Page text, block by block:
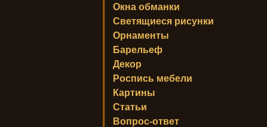
Окна обманки
Светящиеся рисунки
Орнаменты
Барельеф
Декор
Роспись мебели
Картины
Статьи
Вопрос-ответ